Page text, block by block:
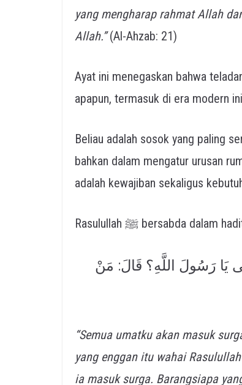
yang mengharap rahmat Allah
Allah.”(Al-Ahzab: 21)
Ayat ini menegaskan bahwa
Beliau adalah sosok yang paling
bahkan dalam mengatur urusan
adalah kewajiban sekaligus
يَا رَسُولَ اللَّهِ؟ قَالَ: مَنْ
“Semua umatku akan masuk
yang enggan itu wahai
ia masuk surga. Barangsiapa